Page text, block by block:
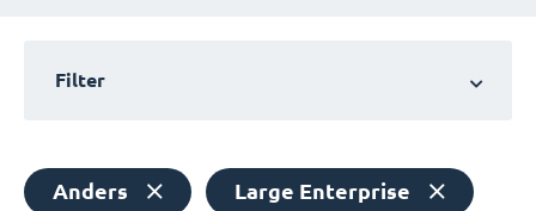
Filter
Anders Large Enterprise